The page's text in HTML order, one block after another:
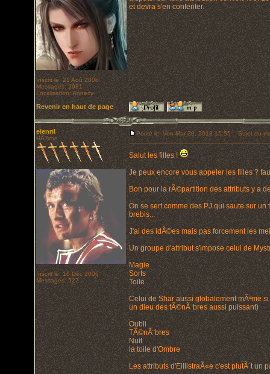
Inscrit le: 21 Aoû 2006
Messages: 2981
Localisation: Annecy
et devra s'en contenter.
Revenir en haut de page
elenril
HÃ©ros
Inscrit le: 16 Déc 2006
Messages: 527
Posté le: Ven Mar 30, 2018 15:55 Sujet du
Salut les filles !
Je peux encore vous appeler les filles ?
Bon pour la rÃ©partition des attributs y a
On se sert comme des PJ qui saute sur
brebis...
J'ai des idÃ©es mais pas forcement les
Un groupe d'attribut s'impose celui de
Magie
Sorts
Toile
Celui de Shar aussi globalement mÃªme
un dieu des tÃ©nÃ¨bres aussi puissant)
Oubli
TÃ©nÃ¨bres
Nuit
la toile d'Ombre
Les attributs d'EillistraÃ«e c'est plutÃ´t